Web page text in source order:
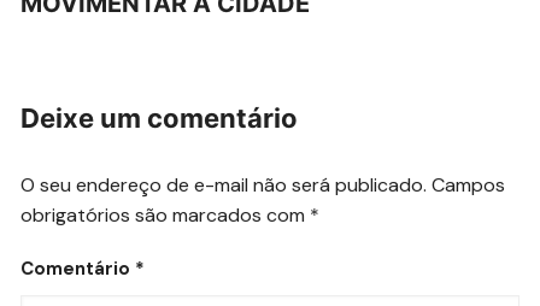
Deixe um comentário
O seu endereço de e-mail não será publicado. Campos
obrigatórios são marcados com *
Comentário *